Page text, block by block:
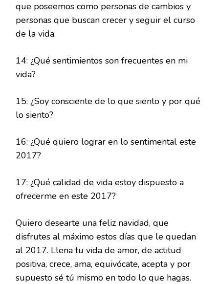
que poseemos como personas de cambios y
personas que buscan crecer y seguir el curso
de la vida.
14: ¿Qué sentimientos son frecuentes en mi
vida?
15: ¿Soy consciente de lo que siento y por qué
lo siento?
16: ¿Qué quiero lograr en lo sentimental este
2017?
17: ¿Qué calidad de vida estoy dispuesto a
ofrecerme en este 2017?
Quiero desearte una feliz navidad, que
disfrutes al máximo estos días que le quedan
al 2017. Llena tu vida de amor, de actitud
positiva, crece, ama, equivócate, acepta y por
supuesto sé tú mismo en todo lo que hagas.